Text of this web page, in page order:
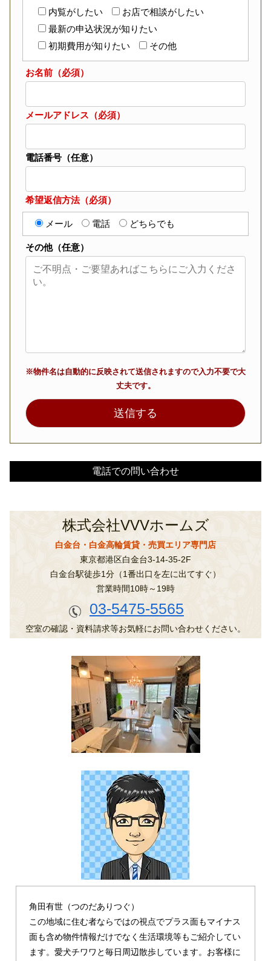
内覧がしたい
お店で相談がしたい
最新の申込状況が知りたい
初期費用が知りたい
その他
お名前（必須）
メールアドレス（必須）
電話番号（任意）
希望返信方法（必須）
メール 電話 どちらでも
その他（任意）
※物件名は自動的に反映されて送信されますので入力不要で大
丈夫です。
電話での問い合わせ
株式会社VVVホームズ
白金台・白金高輪賃貸・売買エリア専門店
東京都港区白金台3-14-35-2F
白金台駅徒歩1分（1番出口を左に出てすぐ）
営業時間10時～19時
03-5475-5565
空室の確認・資料請求等お気軽にお問い合わせください。
角田有世（つのだありつぐ）
この地域に住む者ならではの視点でプラス面もマイナス
面も含め物件情報だけでなく生活環境等もご紹介してい
ます。愛犬チワワと毎日周辺散歩しています。お客様に